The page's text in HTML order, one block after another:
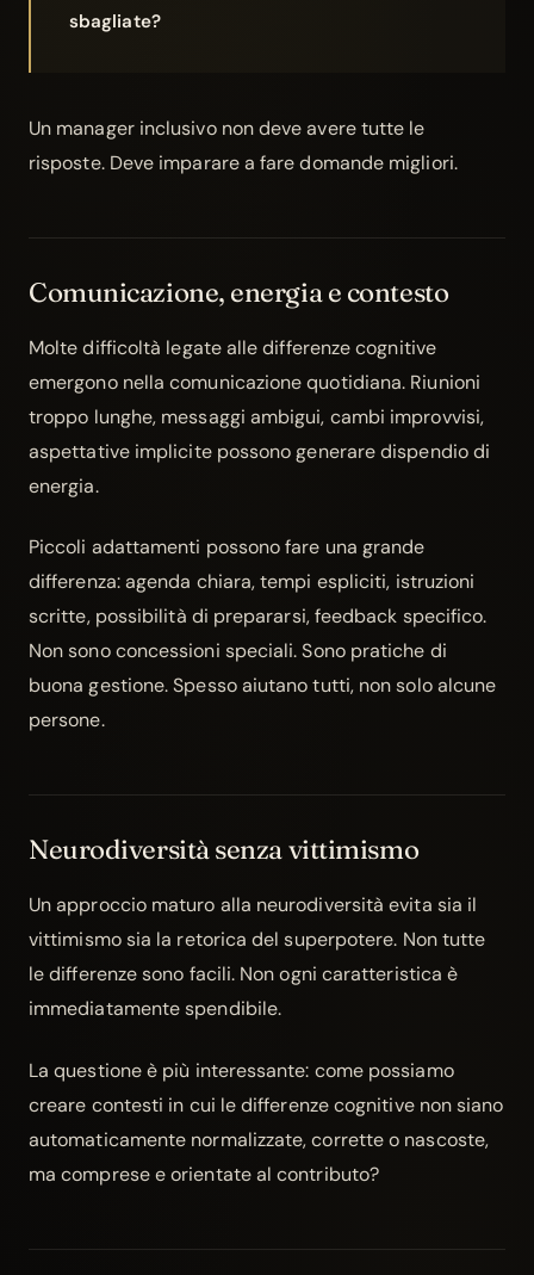
sbagliate?
Un manager inclusivo non deve avere tutte le
risposte. Deve imparare a fare domande migliori.
Comunicazione, energia e contesto
Molte difficoltà legate alle differenze cognitive
emergono nella comunicazione quotidiana. Riunioni
troppo lunghe, messaggi ambigui, cambi improvvisi,
aspettative implicite possono generare dispendio di
energia.
Piccoli adattamenti possono fare una grande
differenza: agenda chiara, tempi espliciti, istruzioni
scritte, possibilità di prepararsi, feedback specifico.
Non sono concessioni speciali. Sono pratiche di
buona gestione. Spesso aiutano tutti, non solo alcune
persone.
Neurodiversità senza vittimismo
Un approccio maturo alla neurodiversità evita sia il
vittimismo sia la retorica del superpotere. Non tutte
le differenze sono facili. Non ogni caratteristica è
immediatamente spendibile.
La questione è più interessante: come possiamo
creare contesti in cui le differenze cognitive non siano
automaticamente normalizzate, corrette o nascoste,
ma comprese e orientate al contributo?